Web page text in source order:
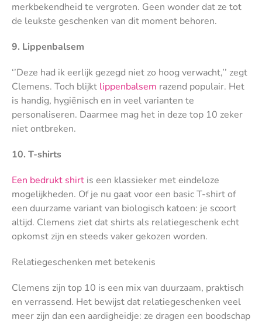
merkbekendheid te vergroten. Geen wonder dat ze tot
de leukste geschenken van dit moment behoren.
9. Lippenbalsem
‘’Deze had ik eerlijk gezegd niet zo hoog verwacht,’’ zegt
Clemens. Toch blijkt lippenbalsem razend populair. Het
is handig, hygiënisch en in veel varianten te
personaliseren. Daarmee mag het in deze top 10 zeker
niet ontbreken.
10. T-shirts
Een bedrukt shirt is een klassieker met eindeloze
mogelijkheden. Of je nu gaat voor een basic T-shirt of
een duurzame variant van biologisch katoen: je scoort
altijd. Clemens ziet dat shirts als relatiegeschenk echt
opkomst zijn en steeds vaker gekozen worden.
Relatiegeschenken met betekenis
Clemens zijn top 10 is een mix van duurzaam, praktisch
en verrassend. Het bewijst dat relatiegeschenken veel
meer zijn dan een aardigheidje: ze dragen een boodschap